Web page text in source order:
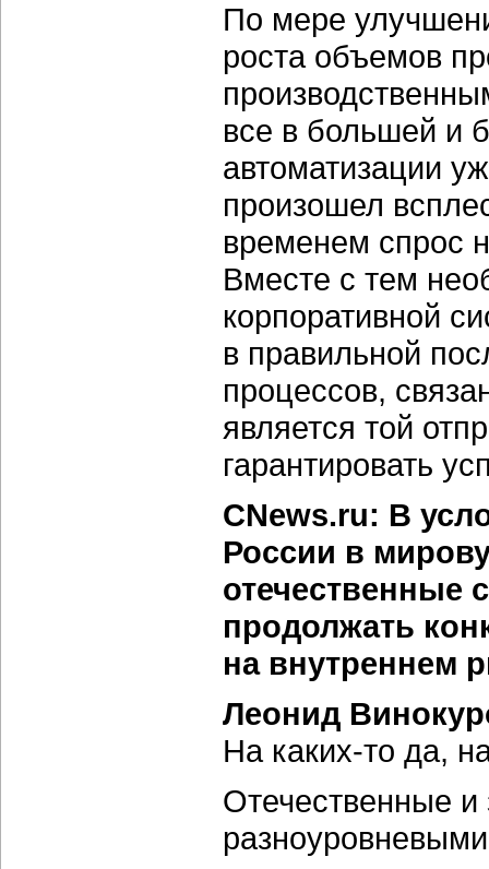
По мере
роста объемов
все в большей и
автоматизации
произошел
временем спрос
Вместе с тем
корпоративной
в правильной
процессов,
является той
гарантировать
CNews.ru: В
России в
отечественные
продолжать
на внутреннем
Леонид
На каких-то да,
Отечественные